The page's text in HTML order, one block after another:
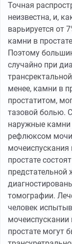
Точная
неизвестна, и,
варьируется от
камни в
Поэтому
случайно при
менее, камни в
простатитом,
тазовой болью.
наружные камни
рефлюксом
мочеиспускания
простате
предстательной
томографии.
человек
простате могут